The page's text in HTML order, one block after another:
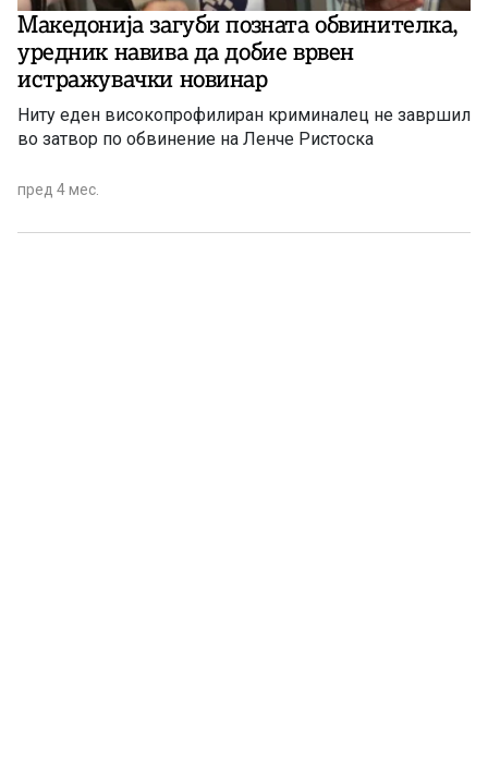
Македонија загуби позната обвинителка,
уредник навива да добие врвен
истражувачки новинар
Ниту еден високопрофилиран криминалец не завршил
во затвор по обвинение на Ленче Ристоска
пред 4 мес.